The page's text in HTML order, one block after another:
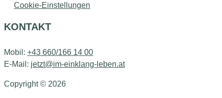
Cookie-Einstellungen
KONTAKT
Mobil: +43 660/166 14 00
E-Mail: jetzt@im-einklang-leben.at
Copyright © 2026